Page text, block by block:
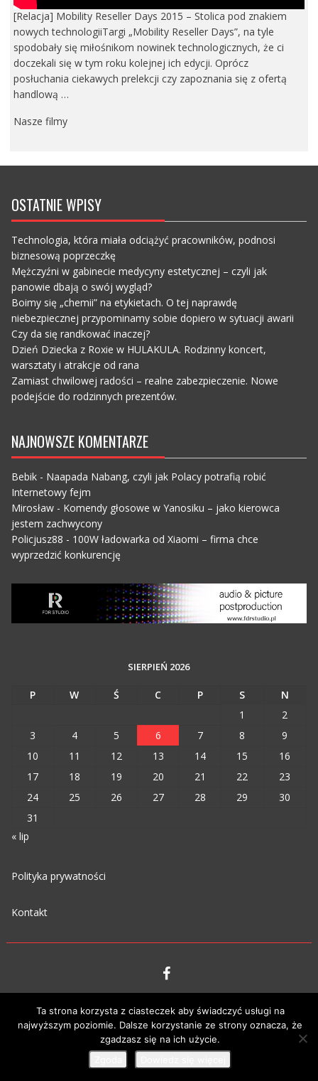
[Relacja] Mobility Reseller Days 2015 – Stolica pod znakiem
nowych technologiiTargi „Mobility Reseller Days”, na tyle
spodobały się miłośnikom nowinek technologicznych, że ci
doczekali się w tym roku kolejnej ich edycji. Oprócz
posłuchania ciekawych prelekcji czy zapoznania się z ofertą
handlową …
Nasze filmy
OSTATNIE WPISY
Technologia, która miała odciążyć pracowników, podnosi
biznesową poprzeczkę
Mężczyźni w gabinecie medycyny estetycznej – czyli jak
panowie dbają o swój wygląd?
Boimy się „chemii” na etykietach. O tej naprawdę
niebezpiecznej przypominamy sobie dopiero w sytuacji awarii
Czy da się randkować inaczej?
Dzień Dziecka z Roxie w HULAKULA. Rodzinny koncert,
warsztaty i atrakcje od rana
Zamiast chwilowej radości – realne zabezpieczenie. Nowe
podejście do rodzinnych prezentów.
NAJNOWSZE KOMENTARZE
Bebik- Naapada Nabang, czyli jak Polacy potrafią robić
Internetowy fejm
Mirosław- Komendy głosowe w Yanosiku – jako kierowca
jestem zachwycony
Policjusz88 - 100W ładowarka od Xiaomi – firma chce
wyprzedzić konkurencję
SIERPIEŃ 2026
P W Ś C P S
N
1
2
3
4 5 6 7 8
9
10
11 12 13 14 15
16
17
18 19 20 21 22
23
24
25 26 27 28 29
30
31
« lip
Polityka prywatności
Kontakt
Ta strona korzysta z ciasteczek aby świadczyć usługi na
najwyższym poziomie. Dalsze korzystanie ze strony oznacza, że
zgadzasz się na ich użycie.